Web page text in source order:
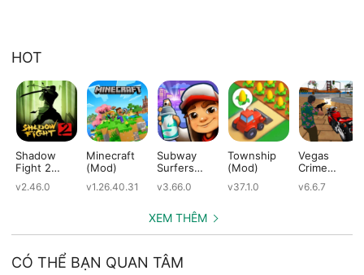
HOT
Shadow
Fight 2
v2.46.0
Minecraft
(Mod)
v1.26.40.31
Subway
Surfers
v3.66.0
Township
(Mod)
v37.1.0
Vegas
Crime
(Mod)
v6.6.7
XEM THÊM
CÓ THỂ BẠN QUAN TÂM